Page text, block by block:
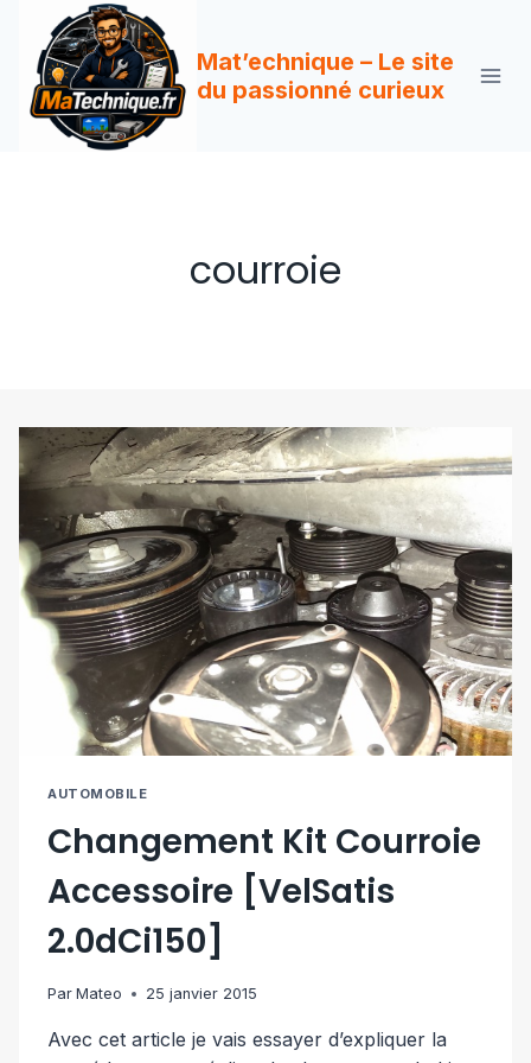
contenu
Mat’echnique – Le site
du passionné curieux
courroie
AUTOMOBILE
Changement Kit Courroie
Accessoire [VelSatis
2.0dCi150]
Par Mateo 25 janvier 2015
Avec cet article je vais essayer d’expliquer la